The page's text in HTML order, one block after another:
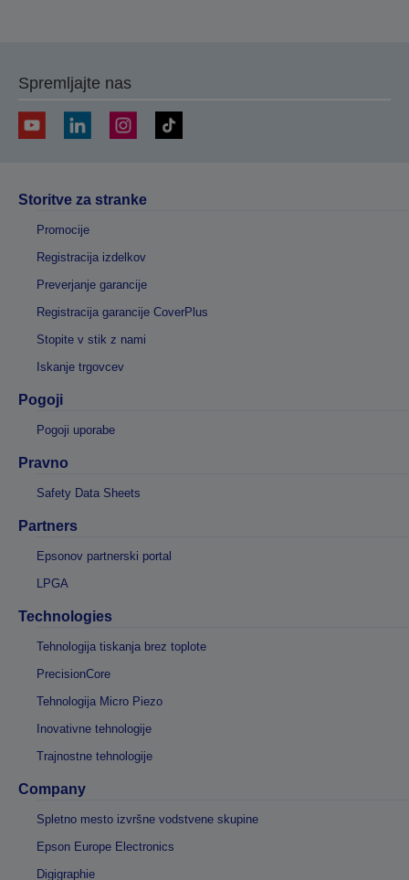
Spremljajte nas
Storitve za stranke
Promocije
Registracija izdelkov
Preverjanje garancije
Registracija garancije CoverPlus
Stopite v stik z nami
Iskanje trgovcev
Pogoji
Pogoji uporabe
Pravno
Safety Data Sheets
Partners
Epsonov partnerski portal
LPGA
Technologies
Tehnologija tiskanja brez toplote
PrecisionCore
Tehnologija Micro Piezo
Inovativne tehnologije
Trajnostne tehnologije
Company
Spletno mesto izvršne vodstvene skupine
Epson Europe Electronics
Digigraphie